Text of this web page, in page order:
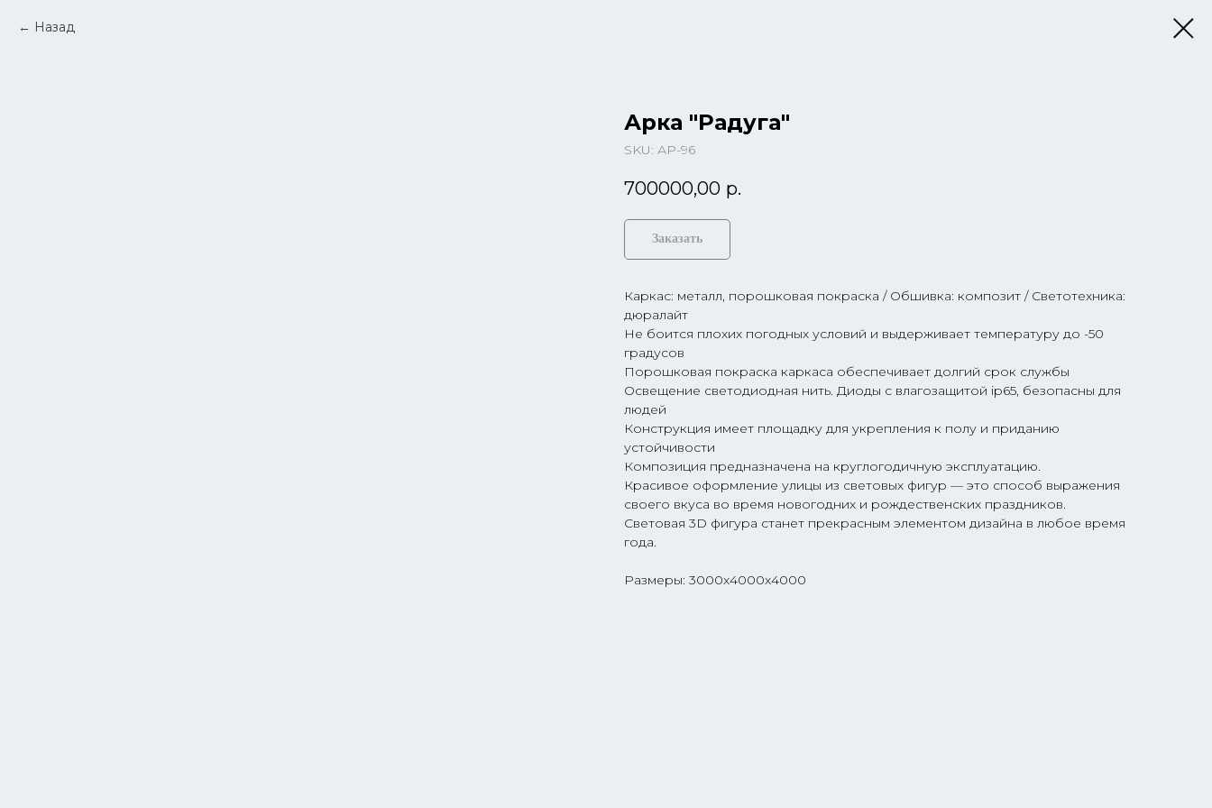
Назад
Арка "Радуга"
SKU: АР-96
700000,00 р.
Заказать
Каркас: металл, порошковая покраска / Обшивка: композит / Светотехника:
дюралайт
Не боится плохих погодных условий и выдерживает температуру до -50
градусов
Порошковая покраска каркаса обеспечивает долгий срок службы
Освещение светодиодная нить. Диоды с влагозащитой ip65, безопасны для
людей
Конструкция имеет площадку для укрепления к полу и приданию
устойчивости
Композиция предназначена на круглогодичную эксплуатацию.
Красивое оформление улицы из световых фигур — это способ выражения
своего вкуса во время новогодних и рождественских праздников.
Световая 3D фигура станет прекрасным элементом дизайна в любое время
года.
Размеры: 3000х4000х4000